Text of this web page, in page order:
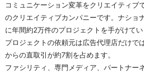
コミュニケーション変革をクリエイティブ
のクリエイティブカンパニーです。ナショ
に年間約2万件のプロジェクトを手がけてい
プロジェクトの依頼元は広告代理店だけで
からの直取引が約7割を占めます。
ファシリティ、専門メディア、パートナー